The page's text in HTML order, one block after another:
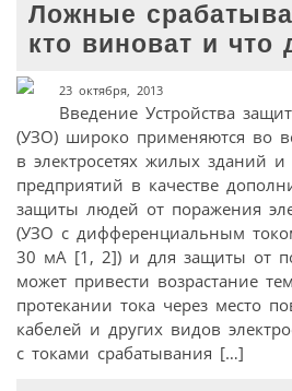
Ложные
кто виноват и что
23 октября, 2013
Введение Устройства
(УЗО) широко применяются во
в электросетях жилых зданий
предприятий в качестве
защиты людей от поражения
(УЗО с дифференциальным
30 мА [1, 2]) и для защиты от
может привести возрастание
протекании тока через место
кабелей и других видов
с токами срабатывания […]